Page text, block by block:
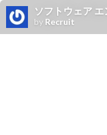
ソフトウェア
by Recruit